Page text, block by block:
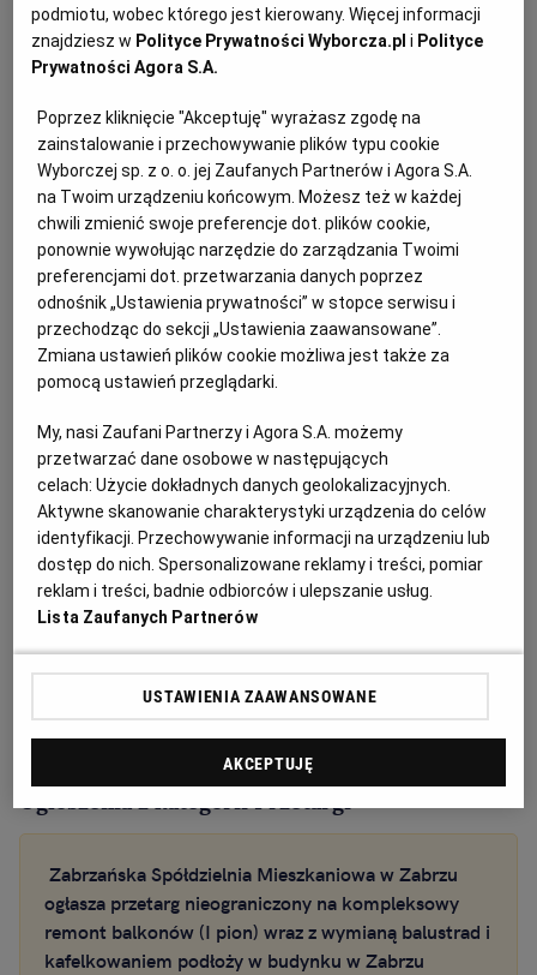
W tym miejscu warto podkreślić, że przepisy
ustawy z dnia 11 września 2019 r. Prawo zamówień
publicznych (tj. Dz. U. z 2023 r. poz. 1605)
odchodzą od uprzednio obowiązującego stanu
prawnego (utrwalanego w przepisach
obowiązujących w latach 2014-2020), zgodnie z
którym cena nie mogła być jedynym kryterium, a
jej waga nie mogła przekraczać 60%.
Ogłoszenia z kategorii Przetargi
Zabrzańska Spółdzielnia Mieszkaniowa w Zabrzu
ogłasza przetarg nieograniczony na kompleksowy
remont balkonów (I pion) wraz z wymianą balustrad i
kafelkowaniem podłoży w budynku w Zabrzu
podmiotu, wobec którego jest kierowany. Więcej informacji
znajdziesz w Polityce Prywatności Wyborcza.pl i Polityce
Prywatności Agora S.A.
Poprzez kliknięcie "Akceptuję" wyrażasz zgodę na
zainstalowanie i przechowywanie plików typu cookie
Wyborczej sp. z o. o. jej Zaufanych Partnerów i Agora S.A.
na Twoim urządzeniu końcowym. Możesz też w każdej
chwili zmienić swoje preferencje dot. plików cookie,
ponownie wywołując narzędzie do zarządzania Twoimi
preferencjami dot. przetwarzania danych poprzez
odnośnik „Ustawienia prywatności” w stopce serwisu i
przechodząc do sekcji „Ustawienia zaawansowane”.
Zmiana ustawień plików cookie możliwa jest także za
pomocą ustawień przeglądarki.
My, nasi Zaufani Partnerzy i Agora S.A. możemy
przetwarzać dane osobowe w następujących
celach:Użycie dokładnych danych geolokalizacyjnych.
Aktywne skanowanie charakterystyki urządzenia do celów
identyfikacji. Przechowywanie informacji na urządzeniu lub
dostęp do nich. Spersonalizowane reklamy i treści, pomiar
reklam i treści, badnie odbiorców i ulepszanie usług.
Lista Zaufanych Partnerów
USTAWIENIA ZAAWANSOWANE
AKCEPTUJĘ